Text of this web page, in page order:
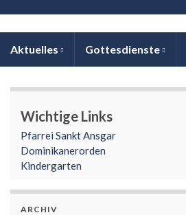
Aktuelles Gottesdienste
Wichtige Links
Pfarrei Sankt Ansgar
Dominikanerorden
Kindergarten
ARCHIV